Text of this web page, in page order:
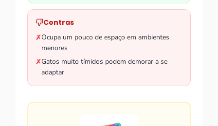
Contras
✗Ocupa um pouco de espaço em ambientes
menores
✗Gatos muito tímidos podem demorar a se
adaptar